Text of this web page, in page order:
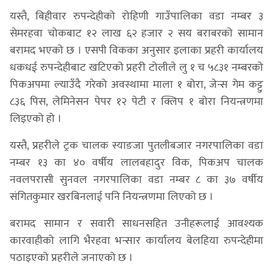
यस्तै, बिहीवार रुपन्देहीको रोहिणी गाउँपालिका वडा नम्बर ३
सेमरहवा चोकबाट १२ लाख ६२ हजार २ सय बराबरको सामान
बरामद भएको छ । एसपी विकका अनुसार इलाका प्रहरी कार्यालय
धकधई रुपन्देहीबाट खटिएको प्रहरी टोलीले लु १ च ५८३१ नम्बरको
पिकअपमा ल्याउँदै गरेको अवस्थामा माला १ बोरा, जेन्स गेम कट्टु
८३६ पिस, लेमिनेसन पेपर १२ पेटी र क्लिप १ बोरा नियन्त्रणमा
लिइएको हो ।
यस्तै, प्रहरीले ट्रक चालक स्याङजा पुतलीबजार नगरपालिका वडा
नम्बर १३ का ४० वर्षीय लालबहादुर विक, पिकअप चालक
नवलपरासी सुनवल नगरपालिका वडा नम्बर ८ का ३७ वर्षीय
संगितकुमार खरबिनलाई पनि नियन्त्रणमा लिएको छ ।
बरामद सामान र सवारी साधनसहित उनीहरूलाई आवश्यक
कारवाहीको लागि भैरहवा भन्सार कार्यालय बेलहिया रुपन्देहीमा
पठाइएको प्रहरीले जनाएको छ ।​